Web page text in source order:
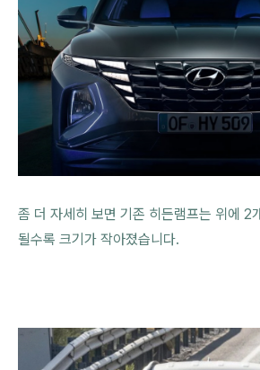
좀 더 자세히 보면 기존 히든램프는 위에 2
될수록 크기가 작아졌습니다.